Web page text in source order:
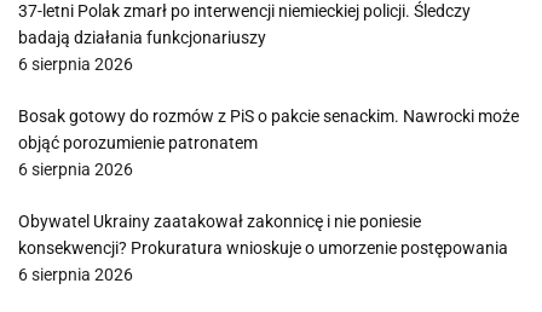
37-letni Polak zmarł po interwencji niemieckiej policji. Śledczy
badają działania funkcjonariuszy
6 sierpnia 2026
Bosak gotowy do rozmów z PiS o pakcie senackim. Nawrocki może
objąć porozumienie patronatem
6 sierpnia 2026
Obywatel Ukrainy zaatakował zakonnicę i nie poniesie
konsekwencji? Prokuratura wnioskuje o umorzenie postępowania
6 sierpnia 2026